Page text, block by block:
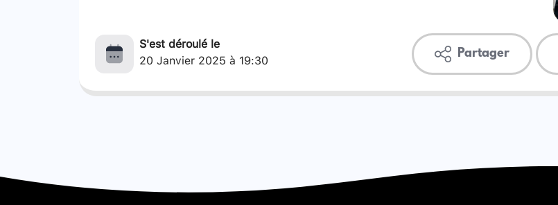
S'est déroulé le
20 Janvier 2025 à 19:30
Partager